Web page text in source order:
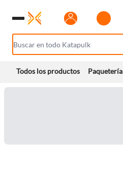
Todos los productos Paquetería